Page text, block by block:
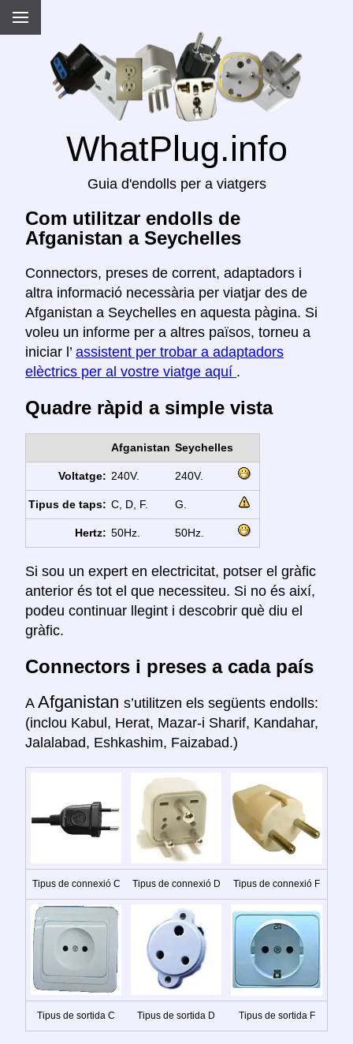
WhatPlug.info
Guia d'endolls per a viatgers
Com utilitzar endolls de
Afganistan a Seychelles
Connectors, preses de corrent, adaptadors i
altra informació necessària per viatjar des de
Afganistan a Seychelles en aquesta pàgina. Si
voleu un informe per a altres països, torneu a
iniciar l’ assistent per trobar a adaptadors
elèctrics per al vostre viatge aquí .
Quadre ràpid a simple vista
Afganistan Seychelles
Voltatge: 240V. 240V.
Tipus de taps: C, D, F. G.
Hertz: 50Hz. 50Hz.
Si sou un expert en electricitat, potser el gràfic
anterior és tot el que necessiteu. Si no és així,
podeu continuar llegint i descobrir què diu el
gràfic.
Connectors i preses a cada país
A Afganistan s’utilitzen els següents endolls:
(inclou Kabul, Herat, Mazar-i Sharif, Kandahar,
Jalalabad, Eshkashim, Faizabad.)
Tipus de connexió C Tipus de connexió D Tipus de connexió F
Tipus de sortida C Tipus de sortida D Tipus de sortida F